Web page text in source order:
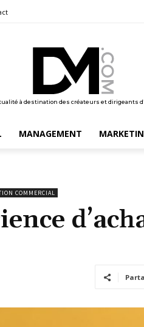
à destination des créateurs et dirigeants
MANAGEMENT
COMMERCIAL